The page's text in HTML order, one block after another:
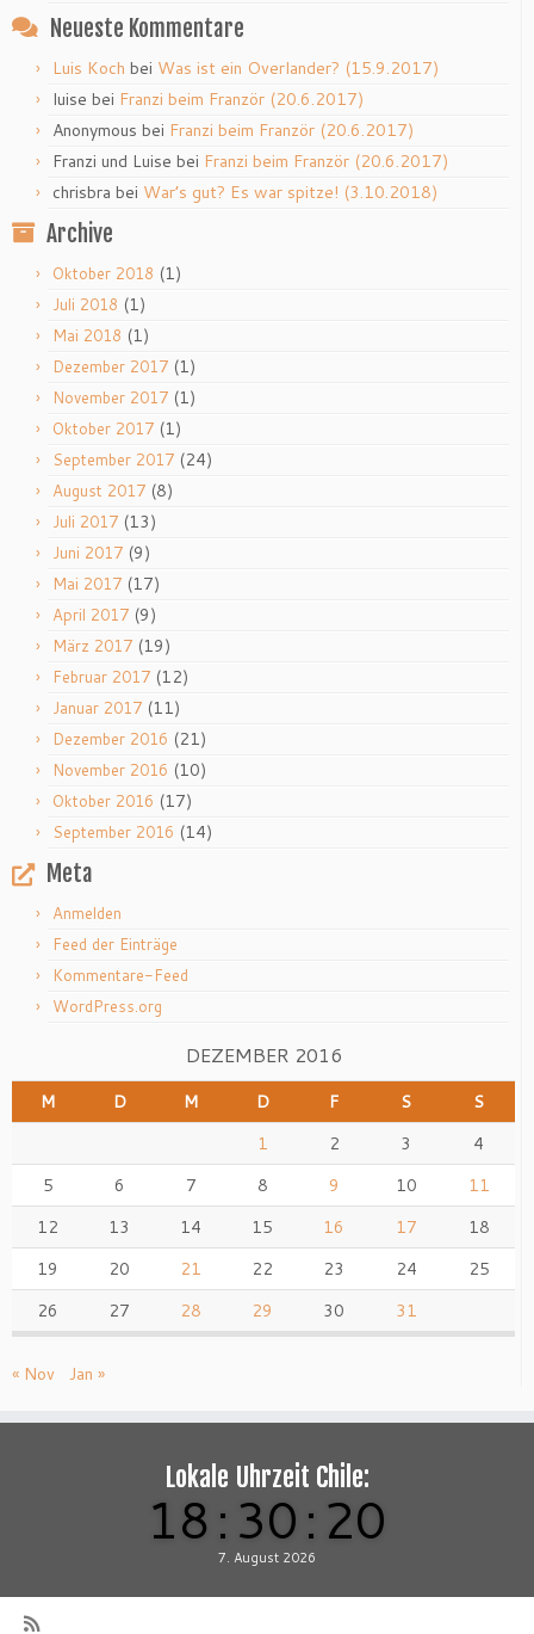
Neueste Kommentare
Luis Koch bei Was ist ein Overlander? (15.9.2017)
luise bei Franzi beim Franzör (20.6.2017)
Anonymous bei Franzi beim Franzör (20.6.2017)
Franzi und Luise bei Franzi beim Franzör (20.6.2017)
chrisbra bei War’s gut? Es war spitze! (3.10.2018)
Archive
Oktober 2018 (1)
Juli 2018 (1)
Mai 2018 (1)
Dezember 2017 (1)
November 2017 (1)
Oktober 2017 (1)
September 2017 (24)
August 2017 (8)
Juli 2017 (13)
Juni 2017 (9)
Mai 2017 (17)
April 2017 (9)
März 2017 (19)
Februar 2017 (12)
Januar 2017 (11)
Dezember 2016 (21)
November 2016 (10)
Oktober 2016 (17)
September 2016 (14)
Meta
Anmelden
Feed der Einträge
Kommentare-Feed
WordPress.org
DEZEMBER 2016
M D M D F S
S
1
2 3
4
5
6 7 8 9 10
11
12
13 14 15 16 17
18
19
20 21 22 23 24
25
26
27 28 29 30 31
« Nov Jan »
Lokale Uhrzeit Chile:
18: 30: 22
7. August 2026